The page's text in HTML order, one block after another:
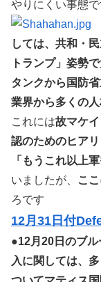
やりにくい事態で
しては、共和・
トランプ」姿勢
タンクから国防
業界から多くの
これには故マケ
認のためのヒア
「もうこれ以上
いましたが、
こ
ろです
12月31日付
●12月20日のブ
入に関しては、